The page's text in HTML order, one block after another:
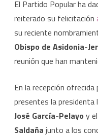
Partido
Popular
reúne
nuevo
obispo
El Partido Popular ha
reiterado su felicitación
su reciente
Obispo de Asidonia-
reunión que han
En la recepción
presentes la presidenta
José García-Pelayo y
Saldaña junto a los